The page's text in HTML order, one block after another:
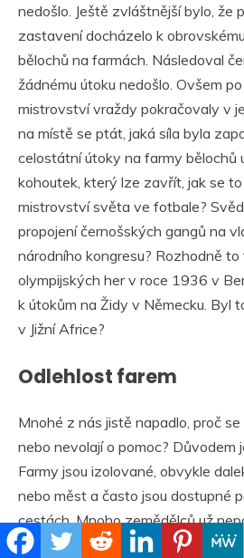
nedošlo. Ještě zvláštnější bylo, že
zastavení docházelo k
bělochů na farmách. Následoval
žádnému útoku nedošlo. Ovšem
mistrovství vraždy pokračovaly v
na místě se ptát, jaká síla byla
celostátní útoky na farmy bělochů
kohoutek, který lze zavřít, jak se
mistrovství světa ve fotbale?
propojení černošských gangů na
národního kongresu? Rozhodně
olympijských her v roce 1936 v
k útokům na Židy v Německu. Byl
v Jižní Africe?
Odlehlost farem
Mnohé z nás jistě napadlo, proč
nebo nevolají o pomoc? Důvodem
Farmy jsou izolované, obvykle
nebo měst a často jsou dostupné
cestách. Mnoho zemědělců už
a na mnoha farmách je